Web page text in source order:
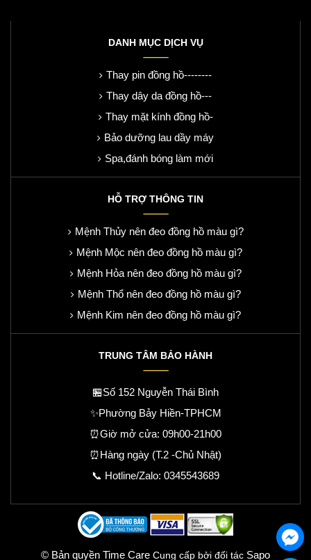
DANH MỤC DỊCH VỤ
Thay pin đồng hồ--------
Thay dây da đồng hồ---
Thay mặt kính đồng hồ-
Bảo dưỡng lau dầy máy
Spa,đánh bóng làm mới
HỖ TRỢ THÔNG TIN
Mệnh Thủy nên đeo đồng hồ màu gì?
Mệnh Mộc nên đeo đồng hồ màu gì?
Mệnh Hỏa nên đeo đồng hồ màu gì?
Mệnh Thổ nên đeo đồng hồ màu gì?
Mệnh Kim nên đeo đồng hồ màu gì?
TRUNG TÂM BẢO HÀNH
🏪Số 152 Nguyễn Thái Bình
✨Phường Bảy Hiền-TPHCM
⏰Giờ mở cửa: 09h00-21h00
⏰Hàng ngày (T.2 -Chủ Nhật)
📞 Hotline/Zalo: 0345543689
© Bản quyền Time Care Cung cấp bởi đối tác Sapo